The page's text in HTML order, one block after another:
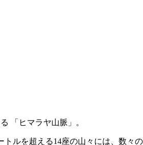
「ヒマラヤ山脈」。
トルを超える14座の山々には、数々